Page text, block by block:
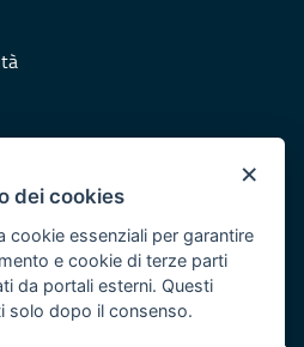
Puglia
del POR Puglia 2014/2020 -
×
dei cookies
cookie essenziali per garantire
e cookie di terze parti
da portali esterni. Questi
solo dopo il consenso.